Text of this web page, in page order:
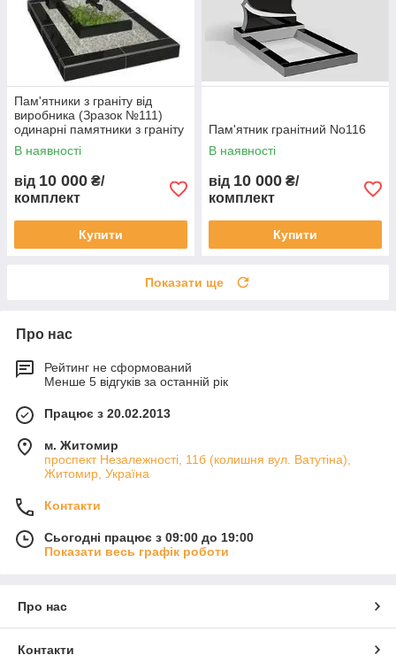
Пам'ятники з граніту від
виробника (Зразок №111)
одинарні памятники з граніту
замовити пам'ятник гранітний
пам'ятник
В наявності
від 10 000 ₴/
комплект
Купити
Пам'ятник гранітний No116
В наявності
від 10 000 ₴/
комплект
Купити
Показати ще
Про нас
Рейтинг не сформований
Менше 5 відгуків за останній рік
Працює з 20.02.2013
м. Житомир
проспект Незалежності, 11б (колишня вул. Ватутіна),
Житомир, Україна
Контакти
Сьогодні працює з 09:00 до 19:00
Показати весь графік роботи
Про нас
Контакти